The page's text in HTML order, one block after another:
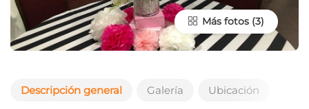
Más fotos
Descripción general Galería Ubicación